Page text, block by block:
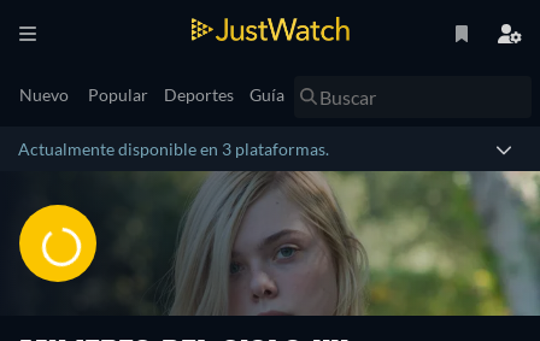
Nuevo Popular Deportes Guía
Actualmente disponible en 3 plataformas.